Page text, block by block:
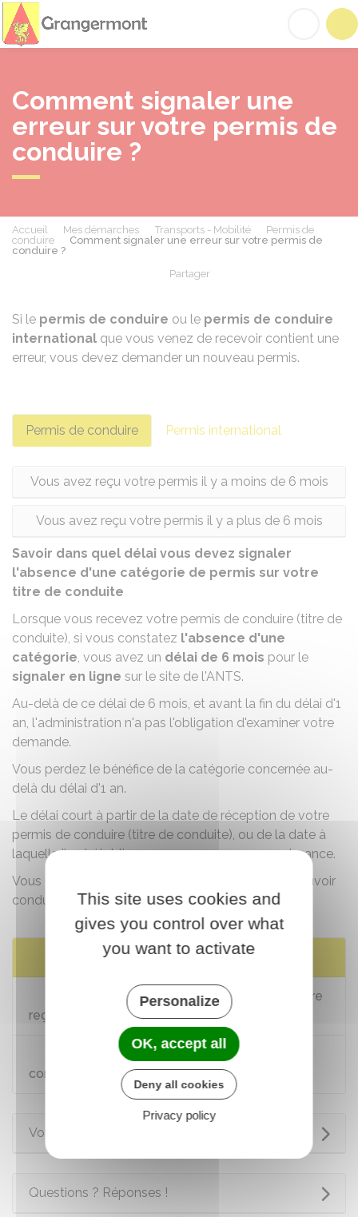
Comment signaler une
erreur sur votre permis de
conduire ?
Accueil Mes démarches Transports - Mobilité
Permis de
conduire
Comment signaler une erreur sur votre permis de
conduire ?
Partager
Si le permis de conduire ou le permis de conduire
international que vous venez de recevoir contient une
erreur, vous devez demander un nouveau permis.
Permis de conduire Permis international
Vous avez reçu votre permis il y a moins de 6 mois
Vous avez reçu votre permis il y a plus de 6 mois
Savoir dans quel délai vous devez signaler
l'absence d'une catégorie de permis sur votre
titre de conduite
Lorsque vous recevez votre permis de conduire (titre de
conduite), si vous constatez l'absence d'une
catégorie, vous avez un délai de 6 mois pour le
signaler en ligne sur le site de l'ANTS.
Au-delà de ce délai de 6 mois, et avant la fin du délai d'1
an, l'administration n'a pas l'obligation d'examiner votre
demande.
Vous perdez le bénéfice de la catégorie concernée au-
delà du délai d'1 an.
Le délai court à partir de la date de réception de votre
permis de conduire (titre de conduite), ou de la date à
laquelle il est établi que vous en avez eu connaissance.
Vous devrez de nouveau passer le permis pour pouvoir
conduire un véhicule de cette catégorie.
Services en ligne et formulaires
Signaler une erreur sur un permis de conduire
reçu il y a moins de 6 mois
Demander en ligne un nouveau permis de
conduire en cas de détérioration
Voir aussi
Questions ? Réponses !
This site uses cookies and
gives you control over what
you want to activate
Personalize
OK, accept all
Deny all cookies
Privacy policy